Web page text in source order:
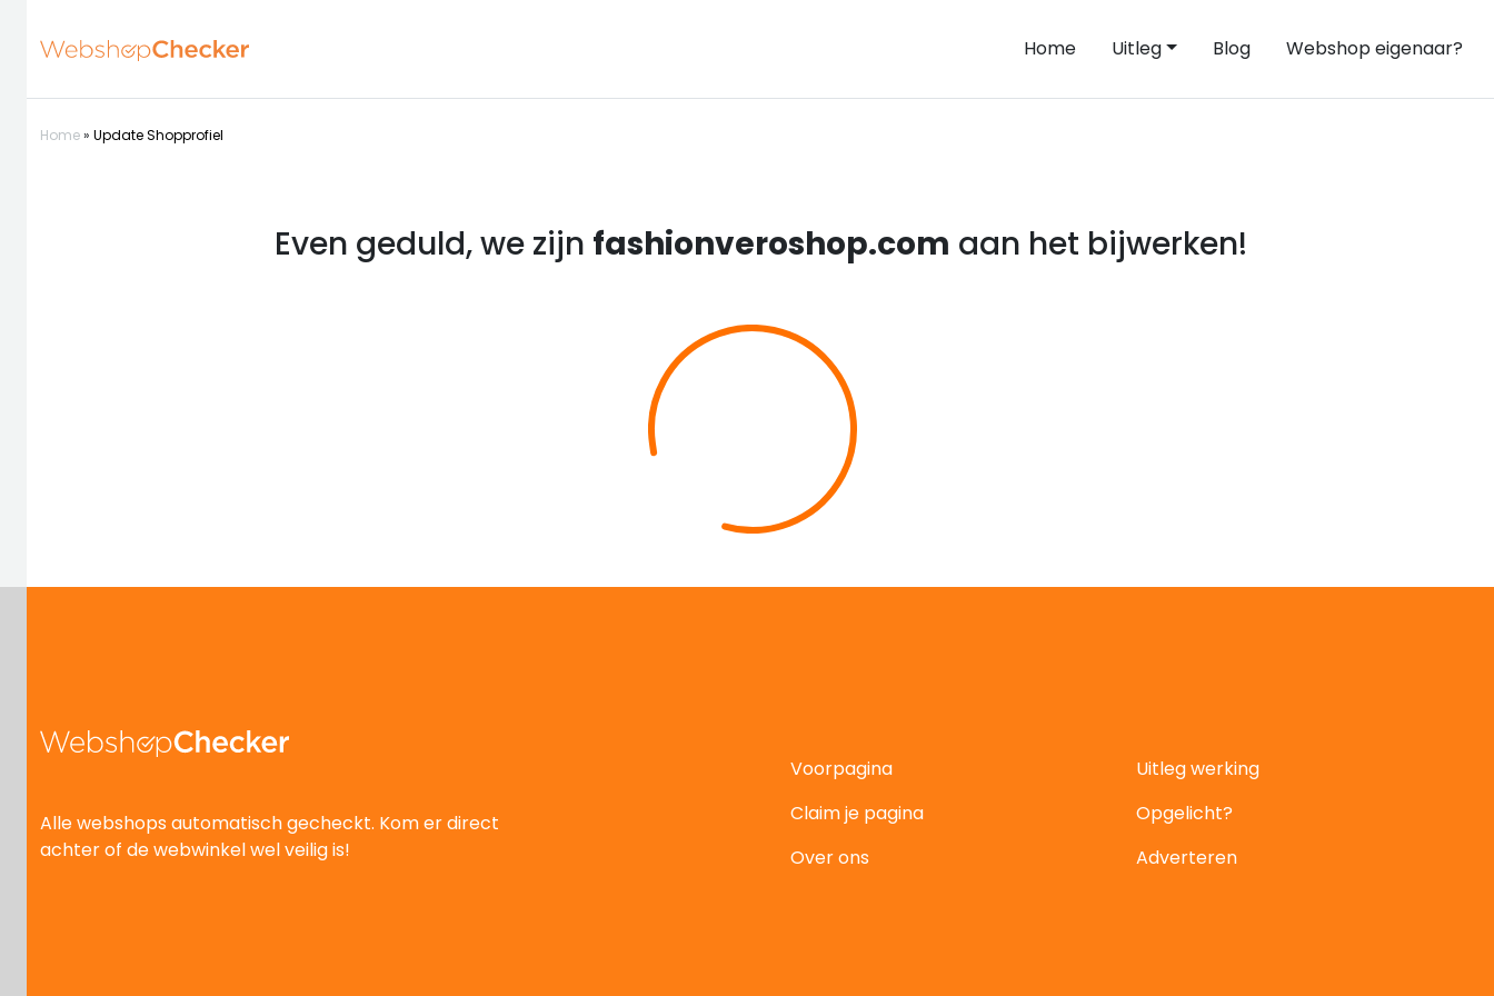
Home Uitleg Blog Webshop eigenaar?
Home» Update Shopprofiel
Even geduld, we zijn fashionveroshop.com aan het bijwerken!
Alle webshops automatisch gecheckt. Kom er direct
achter of de webwinkel wel veilig is!
Voorpagina
Uitleg werking
Claim je pagina
Opgelicht?
Over ons
Adverteren